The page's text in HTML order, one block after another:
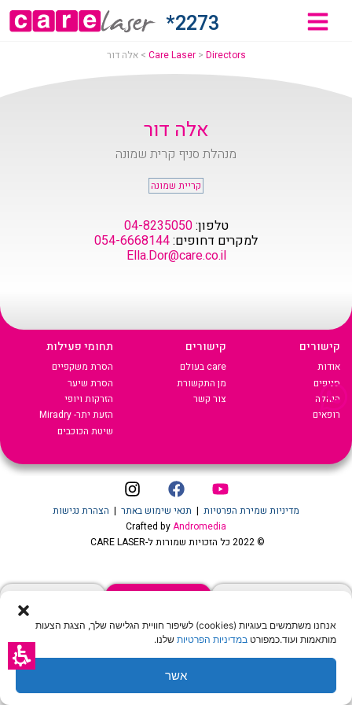
אלה
-
אנחנו משתמשים בעוגיות (cookies) לשיפור חוויית הגלישה שלך, הצגת הצעות
מותאמות ועוד.כמפורט במדיניות הפרטיות שלנו.
אשר
2273*
Care Laser> Directors
>אלה דור
אלה דור
מנהלת סניף קרית שמונה
קריית שמונה
טלפון:04-8235050
למקרים דחופים:054-6668144
Ella.Dor@care.co.il
קישורים
אודות
סניפים
הנהלה
רופאים
קישורים
care בעולם
מן התקשורת
צור קשר
תחומי פעילות
הסרת משקפיים
הסרת שיער
הזרקות ויופי
הזעת יתר- Miradry
שיטת הכוכבים
© 2022 כל הזכויות שמורות ל-CARE LASER
Crafted byAndromedia
מדיניות שמירת הפרטיות | תנאי שימוש באתר | הצהרת נגישות